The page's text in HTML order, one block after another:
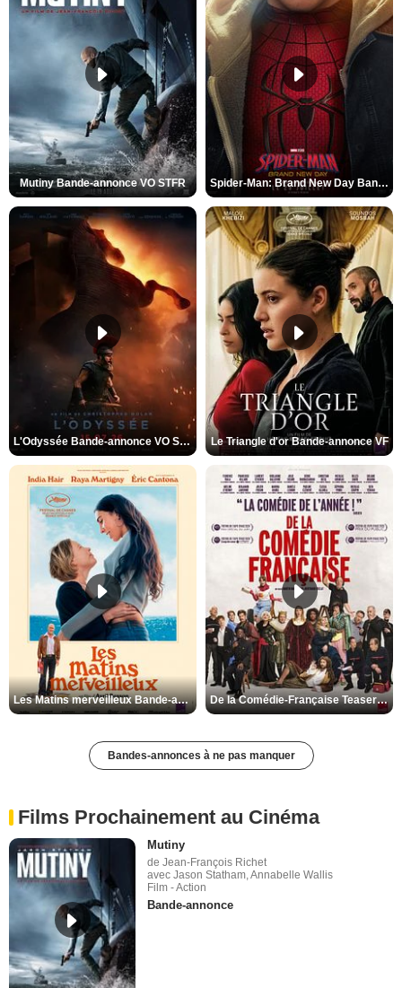
Mutiny Bande-annonce VO STFR Spider-Man: Brand New Day Bande-annonce VO STFR
L'Odyssée Bande-annonce VO STFR Le Triangle d'or Bande-annonce VF
Les Matins merveilleux Bande-annonce VF De la Comédie-Française Teaser VF
Bandes-annonces à ne pas manquer
Films Prochainement au Cinéma
Mutiny
de Jean-François Richet
avec Jason Statham, Annabelle Wallis
Film - Action
Bande-annonce